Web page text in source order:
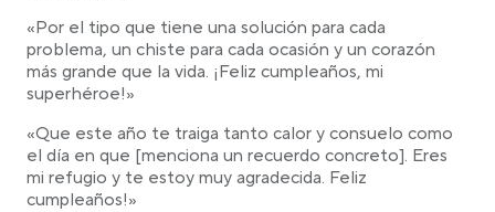
«Por el tipo que tiene una solución para cada
problema, un chiste para cada ocasión y un corazón
más grande que la vida. ¡Feliz cumpleaños, mi
superhéroe!»
«Que este año te traiga tanto calor y consuelo como
el día en que [menciona un recuerdo concreto]. Eres
mi refugio y te estoy muy agradecida. Feliz
cumpleaños!»